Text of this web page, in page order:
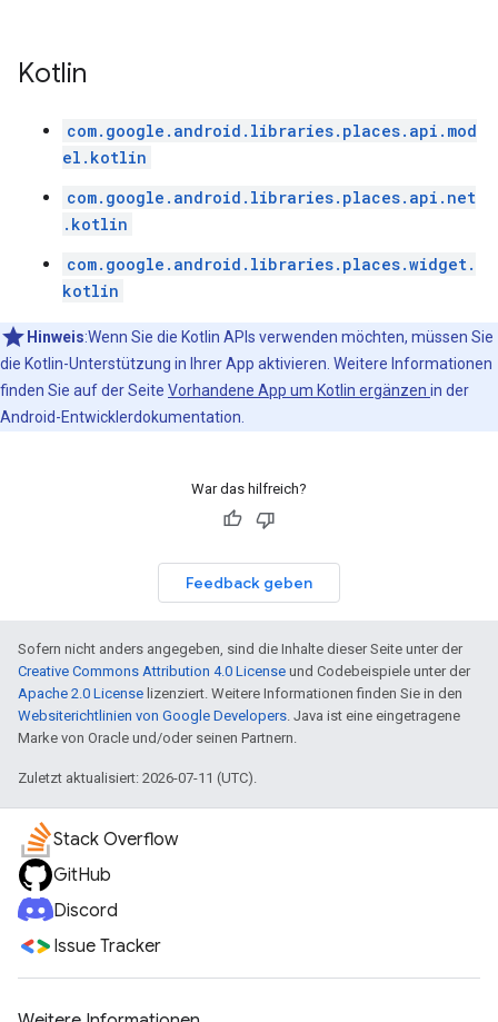
Kotlin
com.google.android.libraries.places.api.mod
el.kotlin
com.google.android.libraries.places.api.net
.kotlin
com.google.android.libraries.places.widget.
kotlin
Hinweis:Wenn Sie die Kotlin APIs verwenden möchten, müssen Sie
die Kotlin-Unterstützung in Ihrer App aktivieren. Weitere Informationen
finden Sie auf der Seite Vorhandene App um Kotlin ergänzen in der
Android-Entwicklerdokumentation.
War das hilfreich?
Feedback geben
Sofern nicht anders angegeben, sind die Inhalte dieser Seite unter der
Creative Commons Attribution 4.0 License und Codebeispiele unter der
Apache 2.0 License lizenziert. Weitere Informationen finden Sie in den
Websiterichtlinien von Google Developers. Java ist eine eingetragene
Marke von Oracle und/oder seinen Partnern.
Zuletzt aktualisiert: 2026-07-11 (UTC).
Stack Overflow
GitHub
Discord
Issue Tracker